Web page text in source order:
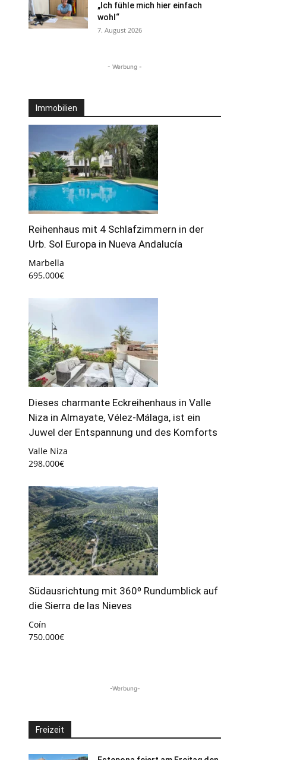
„Ich fühle mich hier einfach
wohl“
7. August 2026
- Werbung -
Immobilien
Reihenhaus mit 4 Schlafzimmern in der
Urb. Sol Europa in Nueva Andalucía
Marbella
695.000€
Dieses charmante Eckreihenhaus in Valle
Niza in Almayate, Vélez-Málaga, ist ein
Juwel der Entspannung und des Komforts
Valle Niza
298.000€
Südausrichtung mit 360º Rundumblick auf
die Sierra de las Nieves
Coín
750.000€
-Werbung-
Freizeit